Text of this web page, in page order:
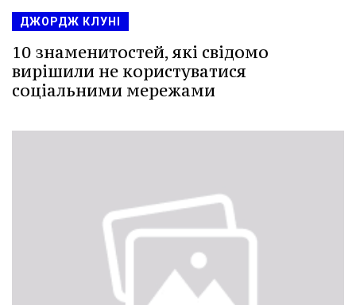
ДЖОРДЖ КЛУНІ
10 знаменитостей, які свідомо
вирішили не користуватися
соціальними мережами